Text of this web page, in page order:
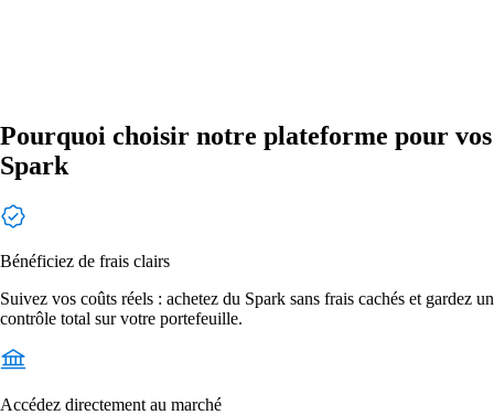
Pourquoi choisir notre plateforme pour vos
Spark
Bénéficiez de frais clairs
Suivez vos coûts réels : achetez du Spark sans frais cachés et gardez un
contrôle total sur votre portefeuille.
Accédez directement au marché